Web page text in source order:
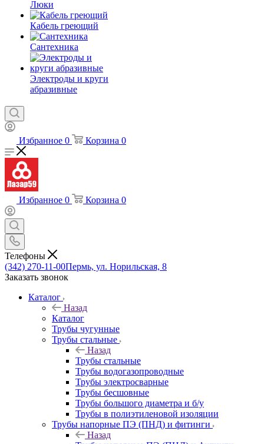
Люки
Кабель греющий
Сантехника
Электроды и круги
абразивные
Избранное 0 Корзина 0
Избранное 0 Корзина 0
Телефоны
(342) 270-11-00Пермь, ул. Норильская, 8
Заказать звонок
Каталог
Назад
Каталог
Трубы чугунные
Трубы стальные
Назад
Трубы стальные
Трубы водогазопроводные
Трубы электросварные
Трубы бесшовные
Трубы большого диаметра и б/у
Трубы в полиэтиленовой изоляции
Трубы напорные ПЭ (ПНД) и фитинги
Назад